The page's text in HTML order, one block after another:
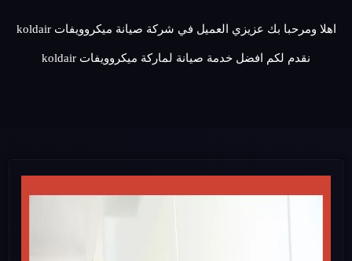
اهلا ومرحبا بك عزيزي العميل في شركة صيانة ميكروويفات koldair
نقدم لكم افضل خدمة صيانة لماركة ميكروويفات koldair